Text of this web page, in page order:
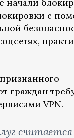
начали
с
граждан
VPN.
считается